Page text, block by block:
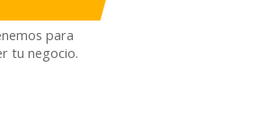
para
tu negocio.